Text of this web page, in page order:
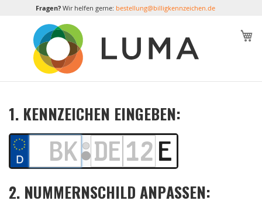
Fragen?Wir helfen gerne: bestellung@billigkennzeichen.de
1. KENNZEICHEN EINGEBEN:
2. NUMMERNSCHILD ANPASSEN: